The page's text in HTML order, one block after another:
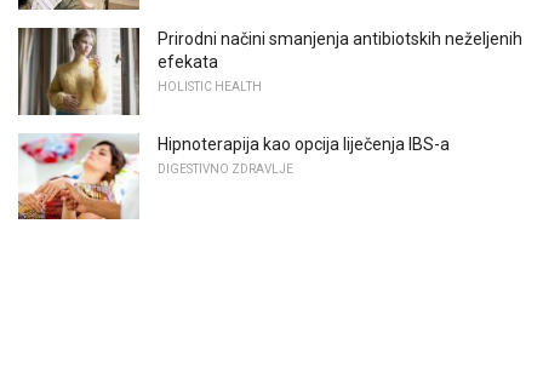
Prirodni načini smanjenja antibiotskih neželjenih
efekata
HOLISTIC HEALTH
Hipnoterapija kao opcija liječenja IBS-a
DIGESTIVNO ZDRAVLJE